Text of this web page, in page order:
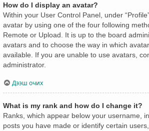
How do I display an avatar?
Within your User Control Panel, under
avatar by using one of the four following
Remote or Upload. It is up to the board
avatars and to choose the way in which
available. If you are unable to use avatars,
administrator.
Дээш очих
What is my rank and how do I change it?
Ranks, which appear below your username,
posts you have made or identify certain